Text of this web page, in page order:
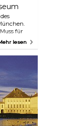
für
einer
Sie
in
lesen